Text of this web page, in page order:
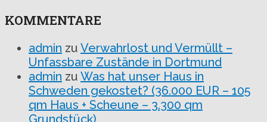
KOMMENTARE
admin zu Verwahrlost und Vermüllt –
Unfassbare Zustände in Dortmund
admin zu Was hat unser Haus in
Schweden gekostet? (36.000 EUR – 105
qm Haus + Scheune – 3.300 qm
Grundstück)